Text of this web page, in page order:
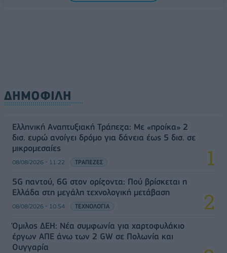
ΔΗΜΟΦΙΛΗ
Ελληνική Αναπτυξιακή Τράπεζα: Με «προίκα» 2
δισ. ευρώ ανοίγει δρόμο για δάνεια έως 5 δισ. σε
μικρομεσαίες
08/08/2026 - 11:22 ΤΡΑΠΕΖΕΣ
5G παντού, 6G στον ορίζοντα: Πού βρίσκεται η
Ελλάδα στη μεγάλη τεχνολογική μετάβαση
08/08/2026 - 10:54 ΤΕΧΝΟΛΟΓΙΑ
Όμιλος ΔΕΗ: Νέα συμφωνία για χαρτοφυλάκιο
έργων ΑΠΕ άνω των 2 GW σε Πολωνία και
Ουγγαρία